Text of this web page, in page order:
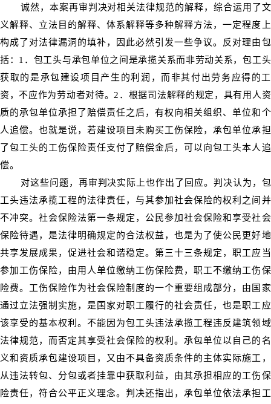
诚然，本案再审判决对相关法律规范的解释，综合运用了文
义解释、立法目的解释、体系解释等多种解释方法，一定程度上
构成了对法律漏洞的填补，因此必然引发一些争议。反对理由包
括：1．包工头与承包单位之间是承揽关系而非劳动关系，包工头
获取的是承包建设项目产生的利润，而非其付出劳务应得的工
资，不应作为劳动者对待。2．根据司法解释的规定，具有用人资
质的承包单位承担了赔偿责任之后，有权向相关组织、单位和个
人追偿。也就是说，若建设项目未购买工伤保险，承包单位承担
了包工头的工伤保险责任支付了赔偿金后，可以向包工头本人追
偿。
对这些问题，再审判决实际上也作出了回应。判决认为，包
工头违法承揽工程的法律责任，与其参加社会保险的权利之间并
不冲突。社会保险法第一条规定，公民参加社会保险和享受社会
保险待遇，是法律明确规定的合法权益，也是为了使公民更好地
共享发展成果，促进社会和谐稳定。第三十三条规定，职工应当
参加工伤保险，由用人单位缴纳工伤保险费，职工不缴纳工伤保
险费。工伤保险作为社会保险制度的一个重要组成部分，由国家
通过立法强制实施，是国家对职工履行的社会责任，也是职工应
该享受的基本权利。不能因为包工头违法承揽工程违反建筑领域
法律规范，而否定其享受社会保险的权利。承包单位以自己的名
义和资质承包建设项目，又由不具备资质条件的主体实际施工，
从违法转包、分包或者挂靠中获取利益，由其承担相应的工伤保
险责任，符合公平正义理念。判决还指出，承包单位依法承担工